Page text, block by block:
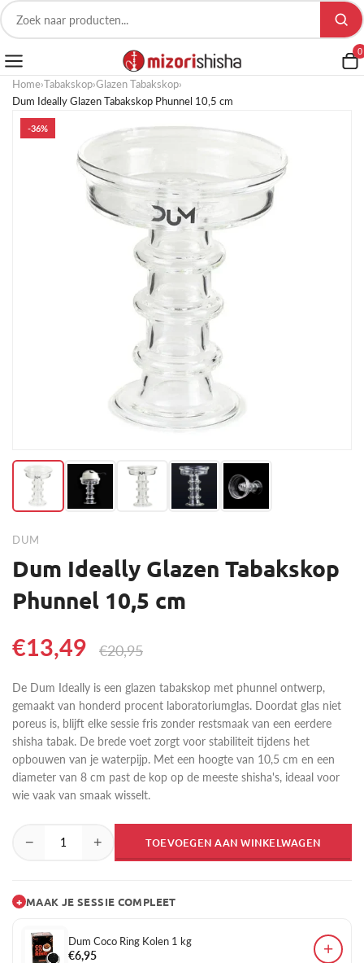
0
Home›Tabakskop›Glazen Tabakskop›
Dum Ideally Glazen Tabakskop Phunnel 10,5 cm
-36%
DUM
Dum Ideally Glazen Tabakskop
Phunnel 10,5 cm
€13,49 €20,95
De Dum Ideally is een glazen tabakskop met phunnel ontwerp,
gemaakt van honderd procent laboratoriumglas. Doordat glas niet
poreus is, blijft elke sessie fris zonder restsmaak van een eerdere
shisha tabak. De brede voet zorgt voor stabiliteit tijdens het
opbouwen van je waterpijp. Met een hoogte van 10,5 cm en een
diameter van 8 cm past de kop op de meeste shisha's, ideaal voor
wie vaak van smaak wisselt.
− + TOEVOEGEN AAN WINKELWAGEN
+ MAAK JE SESSIE COMPLEET
Dum Coco Ring Kolen 1 kg
€6,95
+